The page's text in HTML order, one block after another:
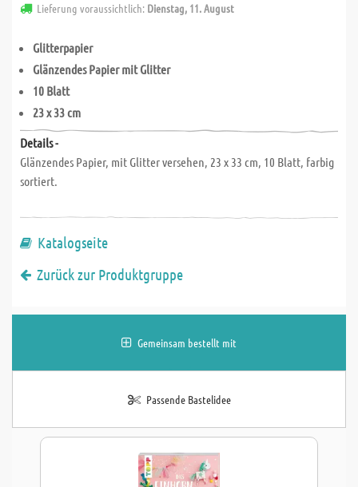
Lieferung voraussichtlich: Dienstag, 11. August
Glitterpapier
Glänzendes Papier mit Glitter
10 Blatt
23 x 33 cm
Details -
Glänzendes Papier, mit Glitter versehen, 23 x 33 cm, 10 Blatt, farbig
sortiert.
Katalogseite
Zurück zur Produktgruppe
Gemeinsam bestellt mit
Passende Bastelidee